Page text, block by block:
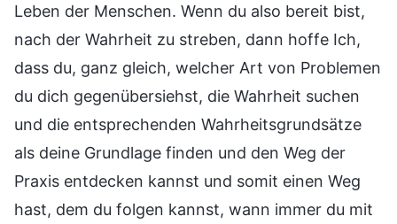
Leben der Menschen. Wenn du also bereit bist,
nach der Wahrheit zu streben, dann hoffe Ich,
dass du, ganz gleich, welcher Art von Problemen
du dich gegenübersiehst, die Wahrheit suchen
und die entsprechenden Wahrheitsgrundsätze
als deine Grundlage finden und den Weg der
Praxis entdecken kannst und somit einen Weg
hast, dem du folgen kannst, wann immer du mit